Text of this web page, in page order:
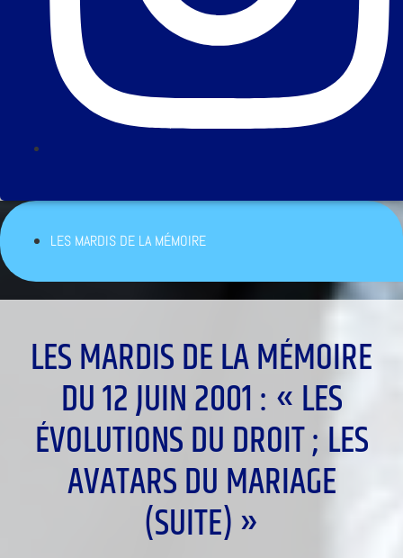
LES MARDIS DE LA MÉMOIRE
LES MARDIS DE LA MÉMOIRE
DU 12 JUIN 2001 : « LES
ÉVOLUTIONS DU DROIT ; LES
AVATARS DU MARIAGE
(SUITE) »